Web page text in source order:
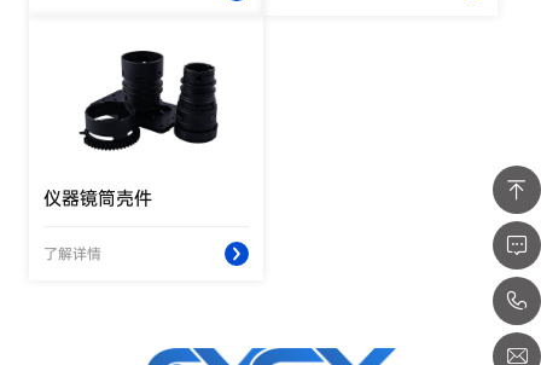
仪器镜筒壳件
了解详情